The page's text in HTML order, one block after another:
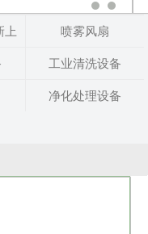
上 喷雾风扇
工业清洗设备
净化处理设备